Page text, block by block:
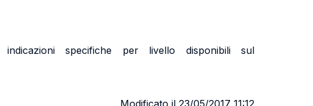
specifiche per livello disponibili sul
Modificato il 23/05/2017 11:12